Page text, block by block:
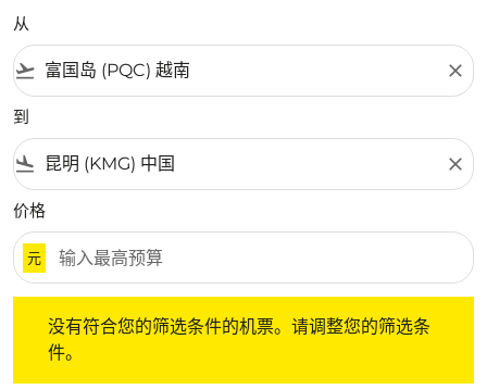
从
flight_takeoff close
到
flight_land close
价格
元
没有符合您的筛选条件的机票。请调整您的筛选条
件。